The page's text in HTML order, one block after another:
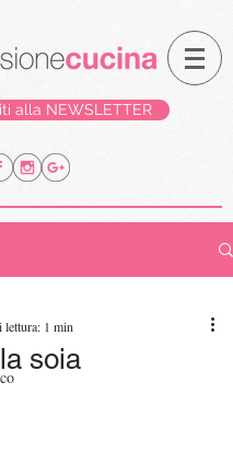
alla NEWSLETTER
soia
lettura: 1 min